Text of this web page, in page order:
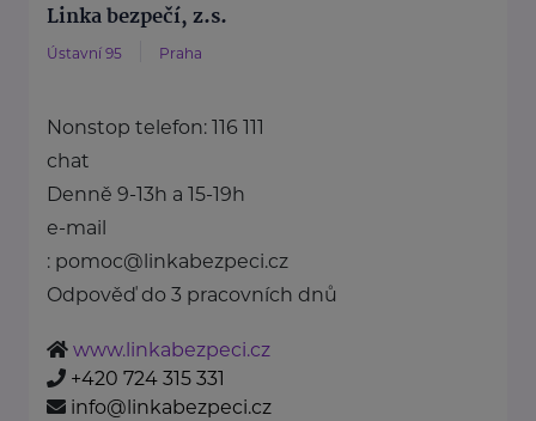
Linka bezpečí, z.s.
Ústavní 95 Praha
Nonstop telefon: 116 111
chat
Denně 9-13h a 15-19h
e-mail
: pomoc@linkabezpeci.cz
Odpověď do 3 pracovních dnů
www.linkabezpeci.cz
+420 724 315 331
info@linkabezpeci.cz